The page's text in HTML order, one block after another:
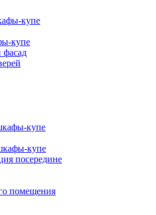
купе
купе
фасад
купе
купе
посередине
помещения